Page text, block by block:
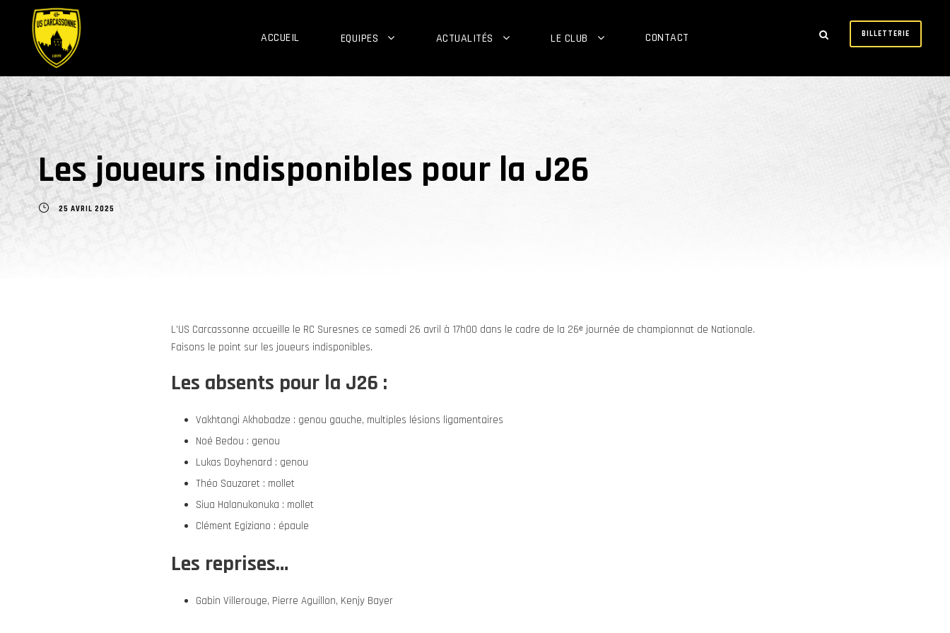
ACCUEIL EQUIPES ACTUALITÉS LE CLUB CONTACT BILLETTERIE
Les joueurs indisponibles pour la J26
25 AVRIL 2025
L’US Carcassonne accueille le RC Suresnes ce samedi 26 avril à 17h00 dans le cadre de la 26ᵉ journée de championnat de Nationale.
Faisons le point sur les joueurs indisponibles.
Les absents pour la J26 :
Vakhtangi Akhobadze : genou gauche, multiples lésions ligamentaires
Noé Bedou : genou
Lukas Doyhenard : genou
Théo Sauzaret : mollet
Siua Halanukonuka : mollet
Clément Egiziano : épaule
Les reprises…
Gabin Villerouge, Pierre Aguillon, Kenjy Bayer